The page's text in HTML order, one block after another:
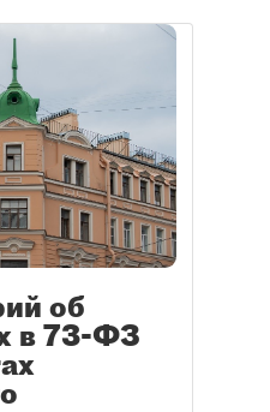
об
в 73-ФЗ